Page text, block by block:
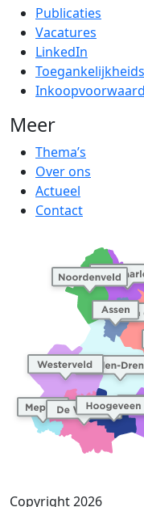
Publicaties
Vacatures
LinkedIn
Meer
Thema’s
Over ons
Actueel
Contact
Copyright 2026